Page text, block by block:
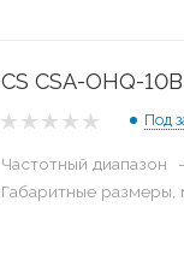
CS CSA-OHQ-
Под
Частотный диапазон
Габаритные размеры,